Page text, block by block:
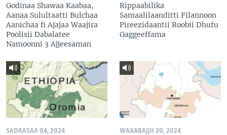
Godinaa Shawaa Kaabaa,
Aanaa Sulultaatti Bulchaa
Aanichaa fi Ajajaa Waajira
Poolisii Dabalatee
Namoonni 3 Ajjeesaman
Rippaabilika
Samaalilaanditti Filannoon
Pireezidaantii Roobii Dhufu
Gaggeeffama
SADAASAA 04, 2024 WAXABAJJII 20, 2024